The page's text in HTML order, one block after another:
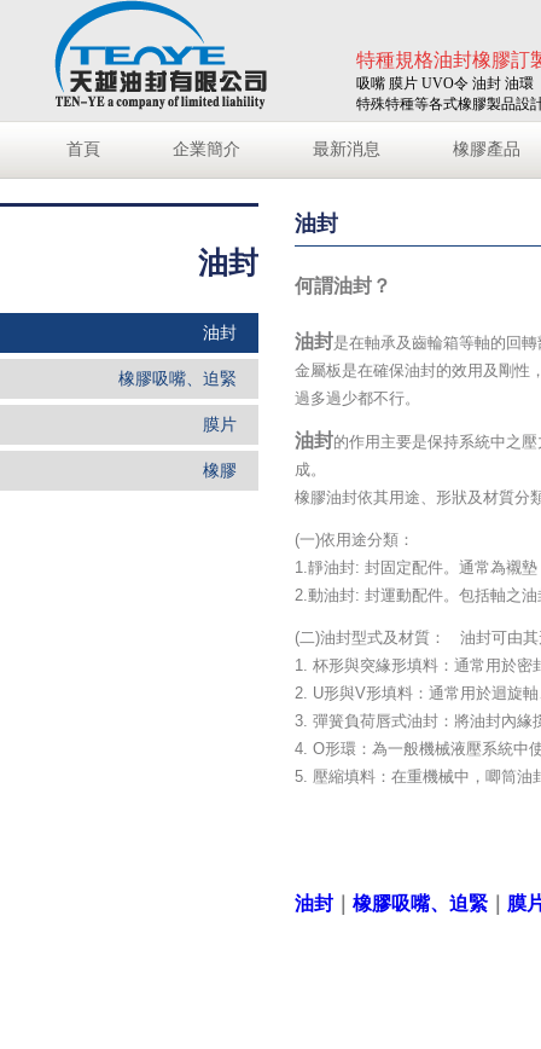
特種規格油封橡膠訂
吸嘴 膜片 UVO令 油封 油
特殊特種等各式橡膠製品設
首頁 企業簡介 最新消息 橡膠產品
油封
油封
橡膠吸嘴、迫緊
膜片
橡膠
油封
何謂油封？
油封是在軸承及齒輪箱等軸的回
金屬板是在確保油封的效用及剛性
過多過少都不行。
油封的作用主要是保持系統中之
成。
橡膠油封依其用途、形狀及材質
(一)依用途分類：
1.靜油封: 封固定配件。通常為襯
2.動油封: 封運動配件。包括軸之
(二)油封型式及材質： 油封可由
1. 杯形與突緣形填料：通常用於
2. U形與V形填料：通常用於迴旋
3. 彈簧負荷唇式油封：將油封內
4. O形環：為一般機械液壓系統中
5. 壓縮填料：在重機械中，唧筒油
油封 橡膠吸嘴、迫緊 膜